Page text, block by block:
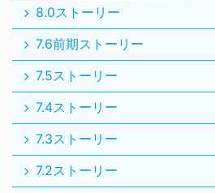
8.0ストーリー
7.6前期ストーリー
7.5ストーリー
7.4ストーリー
7.3ストーリー
7.2ストーリー